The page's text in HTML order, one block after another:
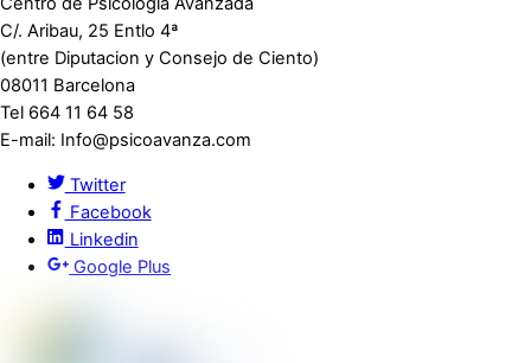
C/. Aribau, 25 Entlo 4ª
(entre Diputacion y Consejo de Ciento)
08011 Barcelona
Tel 664 11 64 58
E-mail: Info@psicoavanza.com
Twitter
Facebook
Linkedin
Google Plus